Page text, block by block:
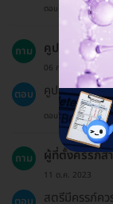
ตอบโดยทีมงาน HD
ถาม คูปองมีอายุกา
06 ก.ค. 2024
ตอบ คูปองมีอายุ
ตอบโดยทีมงาน HD
ถาม ผู้ที่ตั้งครรภ์ส
11 ต.ค. 2023
สตรีมีครรภ์ค